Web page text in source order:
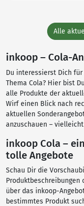
Alle
inkoop – Cola-
Du interessierst Dich
Thema Cola? Hier bist
alle Produkte der
Wirf einen Blick nach
aktuellen
anzuschauen –
inkoop Cola –
tolle Angebote
Schau Dir die
über das inkoop-
bestimmtes Produkt